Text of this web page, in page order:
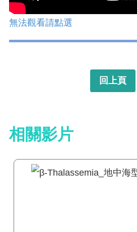
無法觀看請點選
回上頁
相關影片